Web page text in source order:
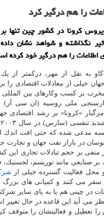
را هم درگیر كرد
كرونا در كشور چین تنها بر
نگذاشته و شواهد نشان
اطلاعات را هم درگیر خود كرده
به نقل از مهر، دركمتر از یك
خیلی از معادلات اقتصادی را
بر كسب وكارهای بین المللی
ملی روسیه (ان سی آر)
«كرونا» بر رشد اقتصادی
مدعی شده كه حتی افت اندك
در بازار نفت جهان و تجارت
منفی بر حجم تبادلات تجاری این
صنایعی مانند توریسم، لجستیك،
و محل فعالیت گسترده خیلی از
سفر می كنند و كمپانی های
در چینی هم پا به پای سایر
می آید این قاعده در حال
را تعطیل و فعالیتشان را متوقف